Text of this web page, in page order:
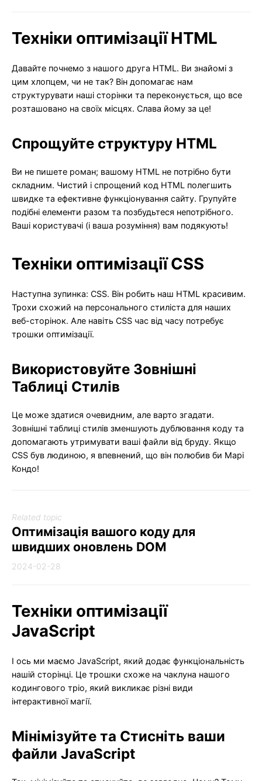
Техніки оптимізації HTML
Давайте почнемо з нашого друга HTML. Ви знайомі з
цим хлопцем, чи не так? Він допомагає нам
структурувати наші сторінки та переконується, що все
розташовано на своїх місцях. Слава йому за це!
Спрощуйте структуру HTML
Ви не пишете роман; вашому HTML не потрібно бути
складним. Чистий і спрощений код HTML полегшить
швидке та ефективне функціонування сайту. Групуйте
подібні елементи разом та позбудьтеся непотрібного.
Ваші користувачі (і ваша розуміння) вам подякують!
Техніки оптимізації CSS
Наступна зупинка: CSS. Він робить наш HTML красивим.
Трохи схожий на персонального стиліста для наших
веб-сторінок. Але навіть CSS час від часу потребує
трошки оптимізації.
Використовуйте Зовнішні
Таблиці Стилів
Це може здатися очевидним, але варто згадати.
Зовнішні таблиці стилів зменшують дублювання коду та
допомагають утримувати ваші файли від бруду. Якщо
CSS був людиною, я впевнений, що він полюбив би Марі
Кондо!
Related topic
Оптимізація вашого коду для
швидших оновлень DOM
2024-02-28
Техніки оптимізації
JavaScript
І ось ми маємо JavaScript, який додає функціональність
нашій сторінці. Це трошки схоже на чаклуна нашого
кодингового тріо, який викликає різні види
інтерактивної магії.
Мінімізуйте та Стисніть ваши
файли JavaScript